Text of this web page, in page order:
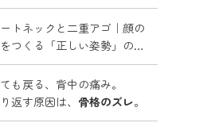
トネックと二重アゴ｜顔の
つくる「正しい姿勢」の落
も戻る、背中の痛み。
返す原因は、 骨格のズレ。